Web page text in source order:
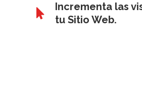
Incrementa las
tu Sitio Web.